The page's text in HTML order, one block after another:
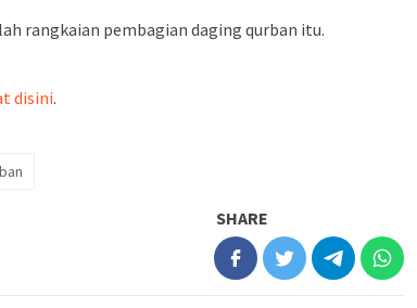
rangkaian pembagian daging qurban itu.
disini.
SHARE